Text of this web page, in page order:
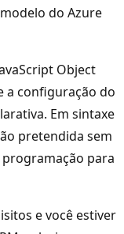
do Azure
Object
a configuração do
Em sintaxe
pretendida sem
para
e você estiver